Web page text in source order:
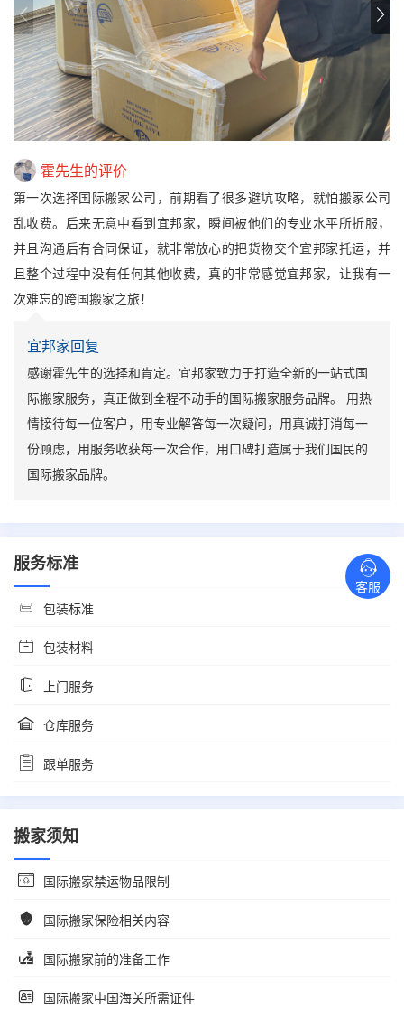
霍先生的评价
第一次选择国际搬家公司，前期看了很多避坑攻略，就怕搬家公司
乱收费。后来无意中看到宜邦家，瞬间被他们的专业水平所折服，
并且沟通后有合同保证，就非常放心的把货物交个宜邦家托运，并
且整个过程中没有任何其他收费，真的非常感觉宜邦家，让我有一
次难忘的跨国搬家之旅！
宜邦家回复
感谢霍先生的选择和肯定。宜邦家致力于打造全新的一站式国
际搬家服务，真正做到全程不动手的国际搬家服务品牌。 用热
情接待每一位客户，用专业解答每一次疑问，用真诚打消每一
份顾虑，用服务收获每一次合作，用口碑打造属于我们国民的
国际搬家品牌。
服务标准
包装标准
包装材料
上门服务
仓库服务
跟单服务
搬家须知
国际搬家禁运物品限制
国际搬家保险相关内容
国际搬家前的准备工作
国际搬家中国海关所需证件
客服